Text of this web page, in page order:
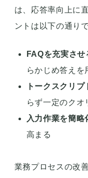
は、応答率向上に
ントは以下の通りで
FAQを充実させ
らかじめ答えを
トークスクリプ
らず一定のクオ
入力作業を簡略
高まる
業務プロセスの改